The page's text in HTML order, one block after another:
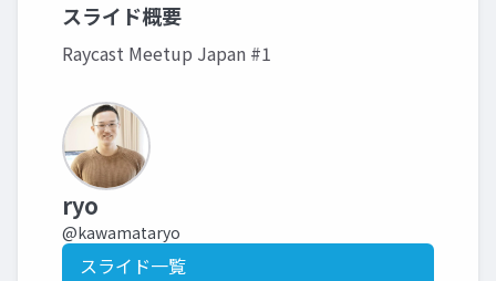
スライド概要
Raycast Meetup Japan #1
ryo
@kawamataryo
スライド一覧